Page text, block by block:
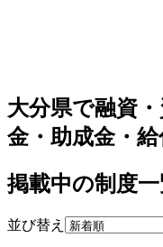
大分県で融資
金・助成金・
掲載中の制度
並び替え